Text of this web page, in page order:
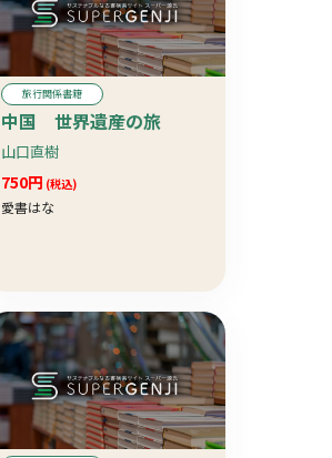
旅行関係書籍
中国 世界遺産の旅
山口直樹
750円 (税込)
愛書はな